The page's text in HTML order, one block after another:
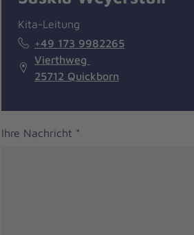
Kita-Leitung
+49 173 9982265
Vierthweg
25712 Quickborn
Ihre Nachricht *